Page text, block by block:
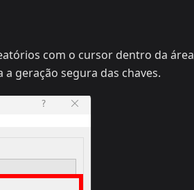
com o cursor dentro da área
geração segura das chaves.